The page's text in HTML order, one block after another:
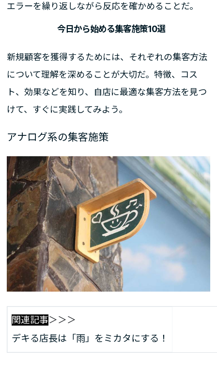
エラーを繰り返しながら反応を確かめることだ。
今日から始める集客施策10選
新規顧客を獲得するためには、それぞれの集客方法
について理解を深めることが大切だ。特徴、コス
ト、効果などを知り、自店に最適な集客方法を見つ
けて、すぐに実践してみよう。
アナログ系の集客施策
関連記事＞＞＞
デキる店長は「雨」をミカタにする！